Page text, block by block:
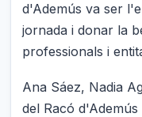
d'Ademús va ser
jornada i donar la
professionals i
Ana Sáez, Nadia
del Racó